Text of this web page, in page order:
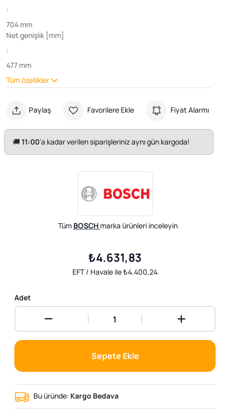
:
704 mm
Net genişlik [mm]
:
477 mm
Tüm özellikler
Paylaş Favorilere Ekle Fiyat Alarmı
🚚11:00’a kadar verilen siparişleriniz aynı gün kargoda!
Tüm BOSCH marka ürünleri inceleyin
₺4.631,83
EFT / Havale ile ₺4.400,24
Adet
Sepete Ekle
Bu üründe: Kargo Bedava